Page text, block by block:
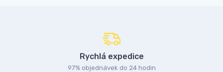
Rychlá expedice
97% objednávek do 24 hodin